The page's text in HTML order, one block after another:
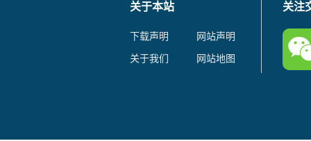
关于本站
下载声明
网站声明
关于我们
网站地图
关注